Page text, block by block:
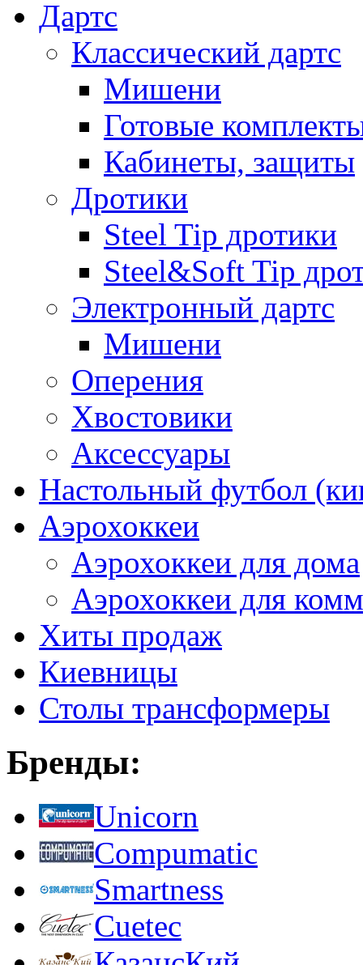
Дартс
Классический дартс
Мишени
Готовые
Кабинеты, защиты
Дротики
Steel Tip дротики
Steel&Soft Tip
Электронный дартс
Мишени
Оперения
Хвостовики
Аксессуары
Настольный футбол
Аэрохоккеи
Аэрохоккеи для дома
Аэрохоккеи для
Хиты продаж
Киевницы
Столы трансформеры
Бренды:
Unicorn
Compumatic
Smartness
Cuetec